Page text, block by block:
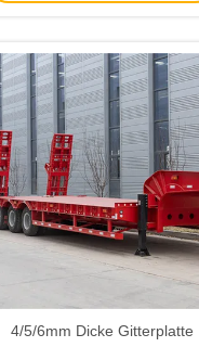
4/5/6mm Dicke Gitterplatte